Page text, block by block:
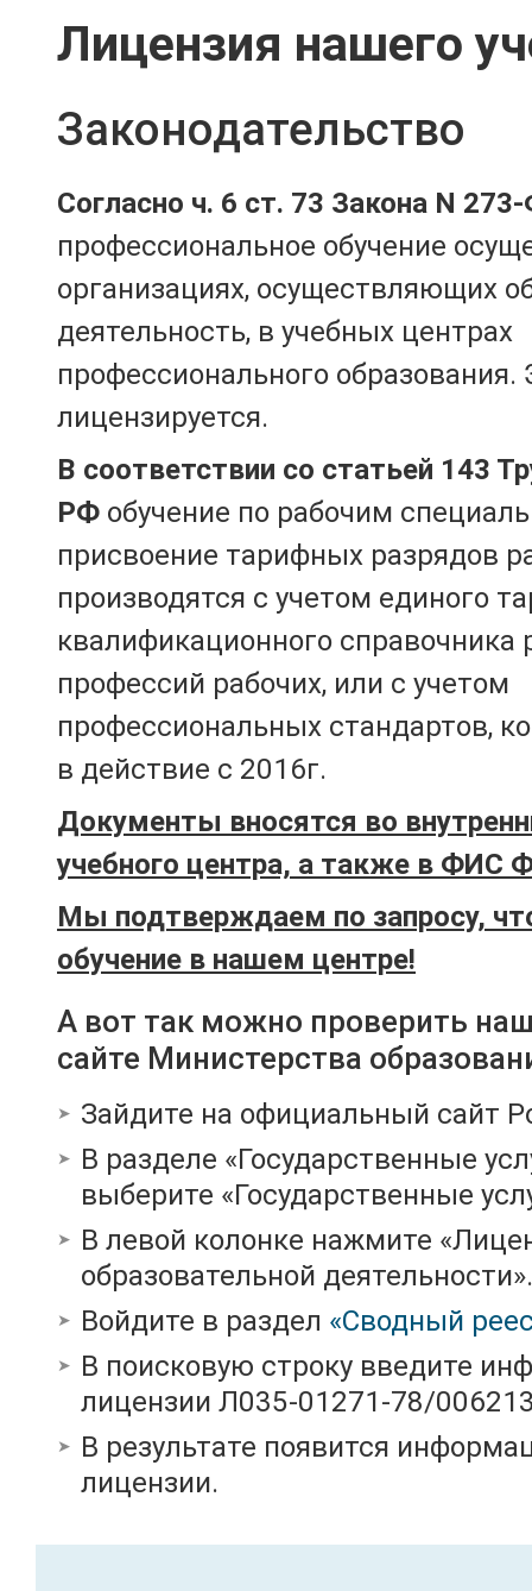
Лицензия нашего
Законодательство
Согласно ч. 6 ст. 73 Закона N
профессиональное обучение
организациях, осуществляющих
деятельность, в учебных центрах
профессионального образования.
лицензируется.
В соответствии со статьей 143
РФ обучение по рабочим
присвоение тарифных разрядов
производятся с учетом единого
квалификационного справочника
профессий рабочих, или с учетом
профессиональных стандартов,
в действие с 2016г.
Документы вносятся во
учебного центра, а также в ФИС
Мы подтверждаем по запросу,
обучение в нашем центре!
А вот так можно проверить
сайте Министерства
Зайдите на официальный сайт
В разделе «Государственные
выберите «Государственные
В левой колонке нажмите
образовательной деятельности».
Войдите в раздел «Сводный
В поисковую строку введите
лицензии Л035-01271-78/
В результате появится
лицензии.